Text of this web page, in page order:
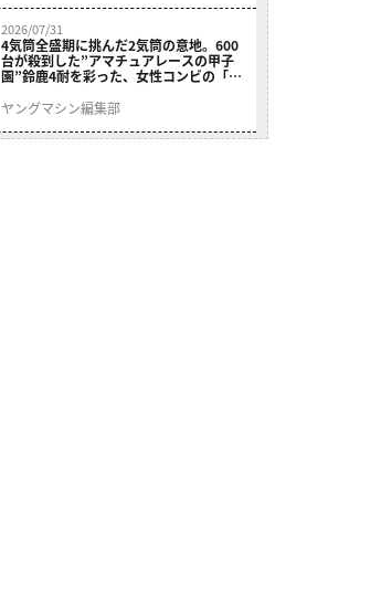
2026/07/31
4気筒全盛期に挑んだ2気筒の意地。600
台が殺到した”アマチュアレースの甲子
園”鈴鹿4耐を彩った、女性コンビの「ス
ヤングマシン編集部